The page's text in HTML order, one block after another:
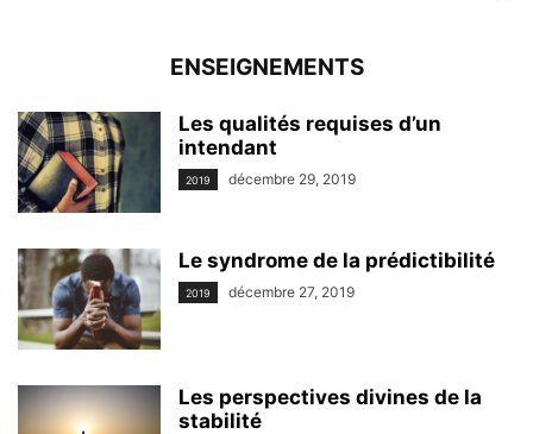
ENSEIGNEMENTS
Les qualités requises d’un
intendant
2019 décembre 29, 2019
Le syndrome de la prédictibilité
2019 décembre 27, 2019
Les perspectives divines de la
stabilité